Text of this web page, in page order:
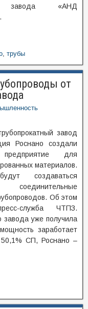
завода «АНД
, трубы
от
завод
Роснано создали
предприятие для
материалов.
создаваться
соединительные
Об этом
служба ЧТПЗ.
завода уже получила
заработает
СП, Роснано –